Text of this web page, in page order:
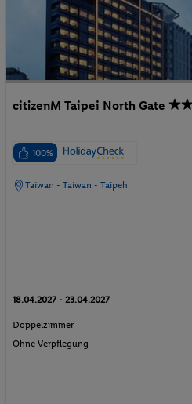
citizenM Taipei North Gate
100%
Taiwan - Taiwan - Taipeh
18.04.2027 - 23.04.2027
Doppelzimmer
Ohne Verpflegung